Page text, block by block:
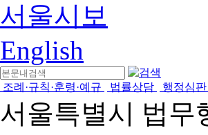
서울시보
English
조례·규칙·훈령·예규 법률상담 행정심판
서울특별시 법무